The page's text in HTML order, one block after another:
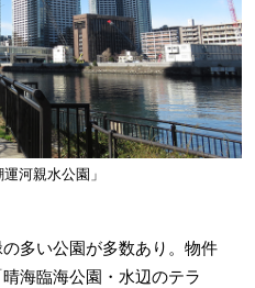
河親水公園」
多い公園が多数あり。物件
海臨海公園・水辺のテラ